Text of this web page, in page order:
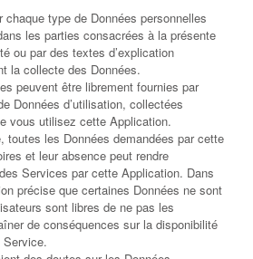
type de Données personnelles
les parties consacrées à la présente
ou par des textes d’explication
la collecte des Données.
peuvent être librement fournies par
Données d’utilisation, collectées
vous utilisez cette Application.
toutes les Données demandées par cette
et leur absence peut rendre
Services par cette Application. Dans
précise que certaines Données ne sont
sont libres de ne pas les
de conséquences sur la disponibilité